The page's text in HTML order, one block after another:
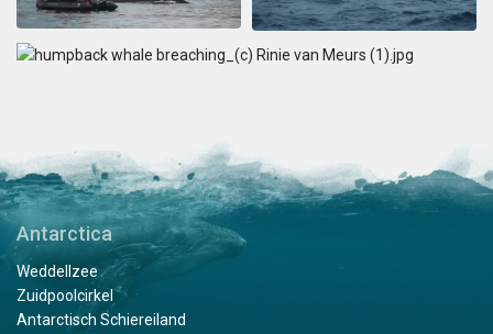
Antarctica
Weddellzee
Zuidpoolcirkel
Antarctisch Schiereiland